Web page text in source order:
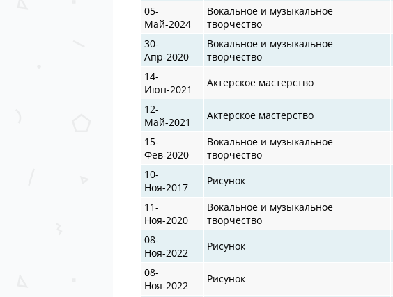
05-
Май-2024
Вокальное и музыкальное
творчество
30-
Апр-2020
Вокальное и музыкальное
творчество
14-
Июн-2021
Актерское мастерство
12-
Май-2021
Актерское мастерство
15-
Фев-2020
Вокальное и музыкальное
творчество
10-
Ноя-2017
Рисунок
11-
Ноя-2020
Вокальное и музыкальное
творчество
08-
Ноя-2022
Рисунок
08-
Ноя-2022
Рисунок